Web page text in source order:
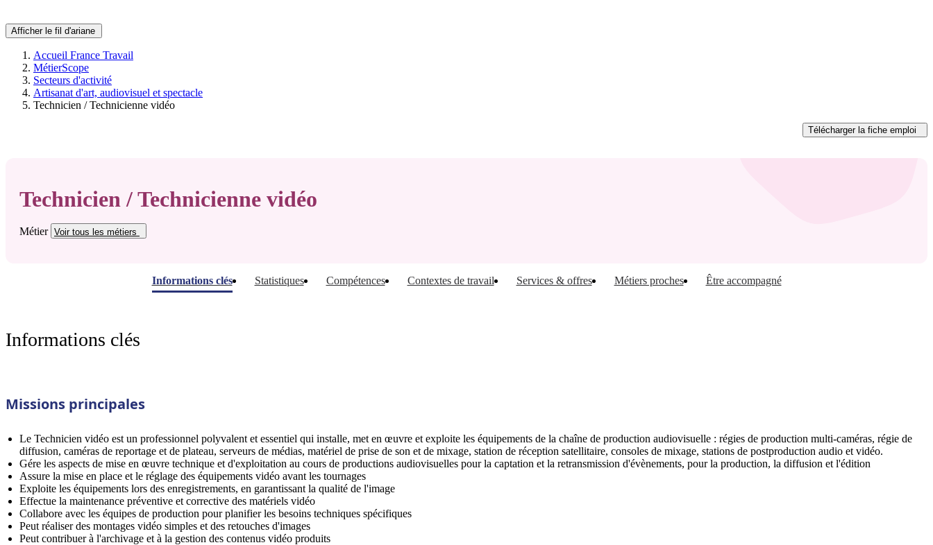
Afficher le fil d'ariane
Accueil France Travail
MétierScope
Secteurs d'activité
Artisanat d'art, audiovisuel et spectacle
Technicien / Technicienne vidéo
Télécharger la fiche emploi
Technicien / Technicienne vidéo
Métier Voir tous les métiers
Informations clés Statistiques Compétences Contextes de travail Services & offres Métiers proches Être accompagné
Informations clés
Missions principales
Le Technicien vidéo est un professionnel polyvalent et essentiel qui installe, met en œuvre et exploite les équipements de la chaîne de production audiovisuelle : régies de production multi-caméras, régie de
diffusion, caméras de reportage et de plateau, serveurs de médias, matériel de prise de son et de mixage, station de réception satellitaire, consoles de mixage, stations de postproduction audio et vidéo.
Gére les aspects de mise en œuvre technique et d'exploitation au cours de productions audiovisuelles pour la captation et la retransmission d'évènements, pour la production, la diffusion et l'édition
Assure la mise en place et le réglage des équipements vidéo avant les tournages
Exploite les équipements lors des enregistrements, en garantissant la qualité de l'image
Effectue la maintenance préventive et corrective des matériels vidéo
Collabore avec les équipes de production pour planifier les besoins techniques spécifiques
Peut réaliser des montages vidéo simples et des retouches d'images
Peut contribuer à l'archivage et à la gestion des contenus vidéo produits